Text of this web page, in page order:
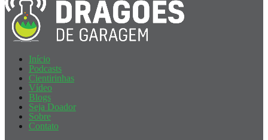
Início
Podcasts
Cientirinhas
Vídeo
Blogs
Seja Doador
Sobre
Contato